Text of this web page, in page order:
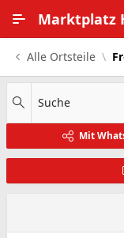
Marktplatz
Alle Ortsteile
Impressum
Alle Ortsteile
Suche
Mit